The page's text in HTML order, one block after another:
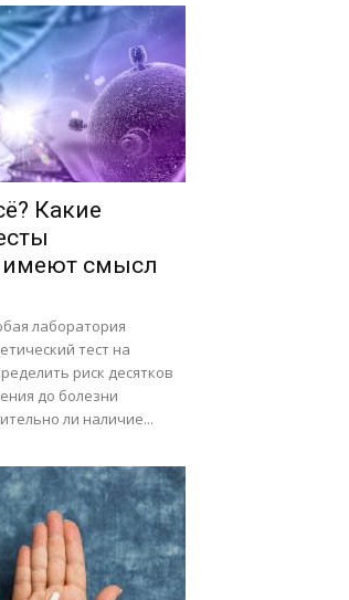
Какие
имеют смысл
лаборатория
тест на
риск десятков
до болезни
ли наличие...